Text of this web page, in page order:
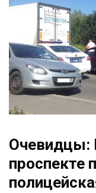
Очевидцы:
проспекте